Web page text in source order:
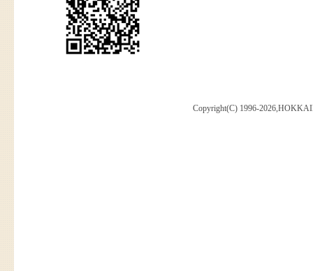
Copyright(C) 1996-